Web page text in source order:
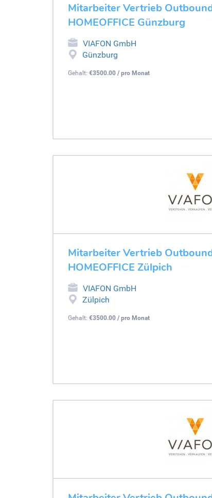
Mitarbeiter Vertrieb
HOMEOFFICE Günzburg
VIAFON GmbH
Günzburg
Gehalt: €3500.00 / pro Monat
Mitarbeiter Vertrieb
HOMEOFFICE Zülpich
VIAFON GmbH
Zülpich
Gehalt: €3500.00 / pro Monat